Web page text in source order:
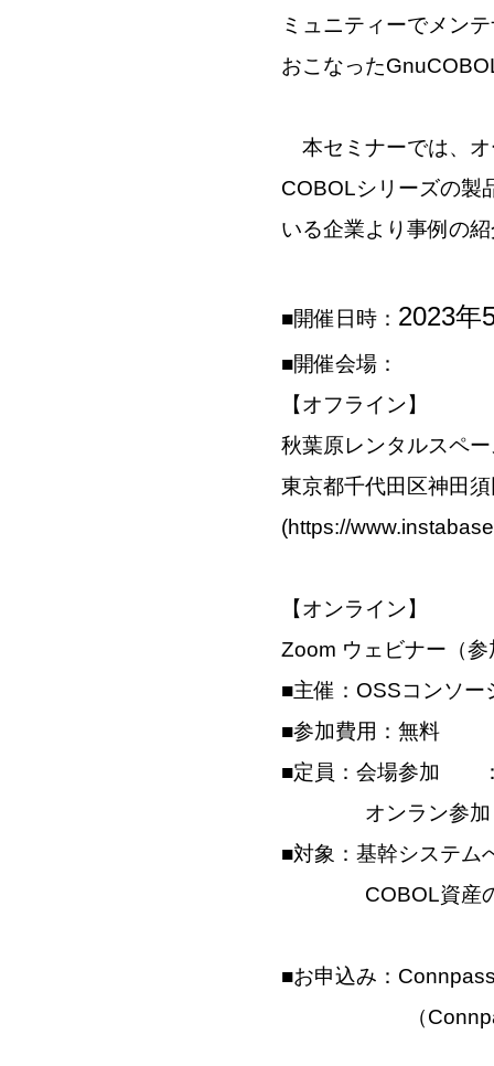
ミュニティーでメン
おこなった
本セミナーでは、オ
COBOLシリーズの製
いる企業より事例の
■開催日時： 2023年
■開催会場：
【オフライン】
秋葉原レンタルスペ
東京都千代田区神田
(https://
【オンライン】
Zoom ウェビナー（
■主催：OSSコンソー
■参加費用：無料
■定員：会場参加
オンラン参加
■対象：基幹システム
COBOL資産のモ
■お申込み：
（Connpass